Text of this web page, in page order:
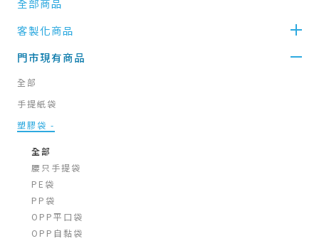
全部商品
客製化商品
門市現有商品
全部
手提紙袋
塑膠袋 -
全部
腰只手提袋
PE袋
PP袋
OPP平口袋
OPP自黏袋